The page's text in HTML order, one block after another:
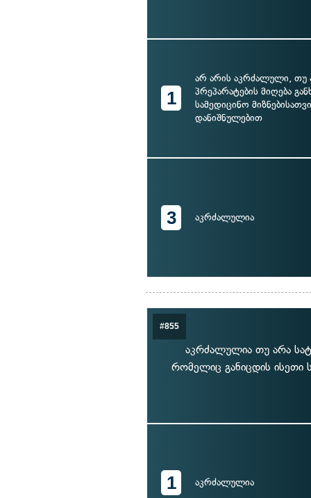
1
არ არის აკრძალული, თუ
პრეპარატების მიღება
სამედიცინო
დანიშნულებით
3 აკრძალულია
#855
აკრძალულია თუ არა
რომელიც განიცდის ისეთი
1 აკრძალულია